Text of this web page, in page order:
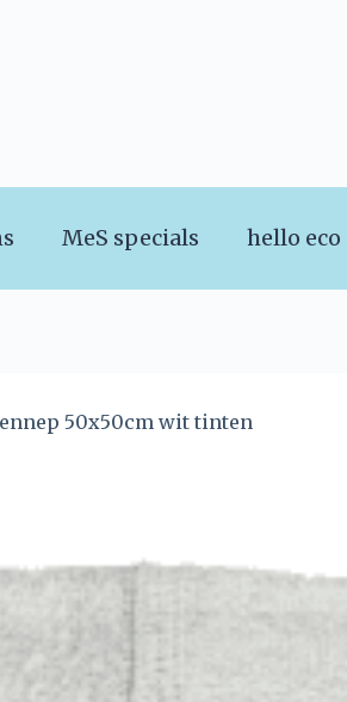
MeS specials hello eco
50x50cm wit tinten